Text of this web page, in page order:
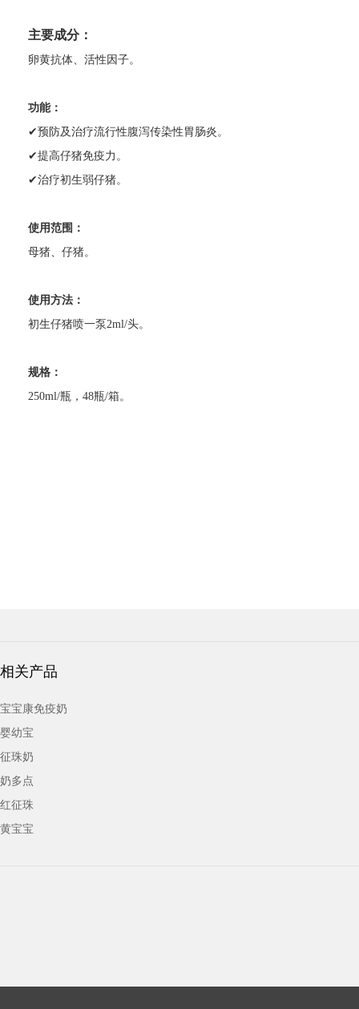
主要成分：
卵黄抗体、活性因子。
功能：
✔预防及治疗流行性腹泻传染性胃肠炎。
✔提高仔猪免疫力。
✔治疗初生弱仔猪。
使用范围：
母猪、仔猪。
使用方法：
初生仔猪喷一泵2ml/头。
规格：
250ml/瓶，48瓶/箱。
相关产品
宝宝康免疫奶
婴幼宝
征珠奶
奶多点
红征珠
黄宝宝